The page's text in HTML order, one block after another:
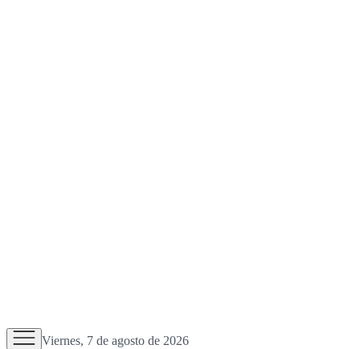
Viernes, 7 de agosto de 2026